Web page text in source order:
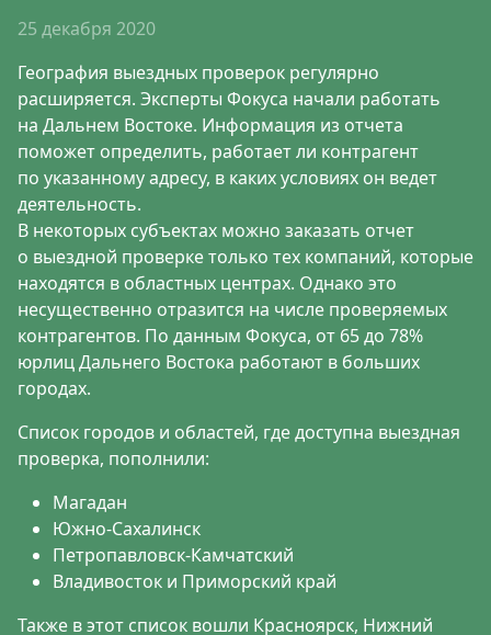
25 декабря 2020
География выездных проверок регулярно
расширяется. Эксперты Фокуса начали работать
на Дальнем Востоке. Информация из отчета
поможет определить, работает ли контрагент
по указанному адресу, в каких условиях он ведет
деятельность.
В некоторых субъектах можно заказать отчет
о выездной проверке только тех компаний, которые
находятся в областных центрах. Однако это
несущественно отразится на числе проверяемых
контрагентов. По данным Фокуса, от 65 до 78%
юрлиц Дальнего Востока работают в больших
городах.
Список городов и областей, где доступна выездная
проверка, пополнили:
Магадан
Южно-Сахалинск
Петропавловск-Камчатский
Владивосток и Приморский край
Также в этот список вошли Красноярск, Нижний